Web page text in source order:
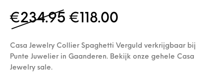
€234.95 Oorspronkelijke prijs
€ 118.00
Casa Jewelry Collier Spaghetti Verguld verkrijgbaar bij
Punte Juwelier in Gaanderen. Bekijk onze gehele Casa
Jewelry sale.